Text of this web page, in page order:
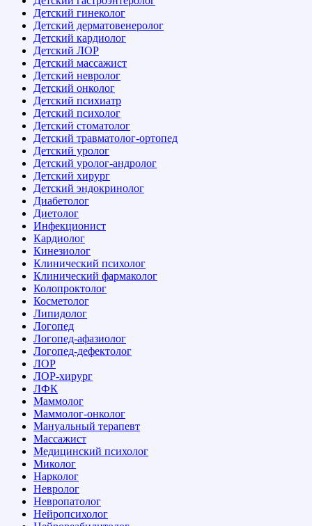
Детский гинеколог
Детский дерматовенеролог
Детский кардиолог
Детский ЛОР
Детский массажист
Детский невролог
Детский онколог
Детский психиатр
Детский психолог
Детский стоматолог
Детский травматолог-ортопед
Детский уролог
Детский уролог-андролог
Детский хирург
Детский эндокринолог
Диабетолог
Диетолог
Инфекционист
Кардиолог
Кинезиолог
Клинический психолог
Клинический фармаколог
Колопроктолог
Косметолог
Липидолог
Логопед
Логопед-афазиолог
Логопед-дефектолог
ЛОР
ЛОР-хирург
ЛФК
Маммолог
Маммолог-онколог
Мануальный терапевт
Массажист
Медицинский психолог
Миколог
Нарколог
Невролог
Невропатолог
Нейропсихолог